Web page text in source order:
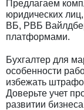
Предлагаем
юридических
ВБ, РВБ
платформами.
Бухгалтер для
особенности
избежать
Доверьте учет
развитии